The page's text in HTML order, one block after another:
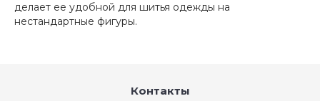
делает ее удобной для шитья одежды на
нестандартные фигуры.
Контакты